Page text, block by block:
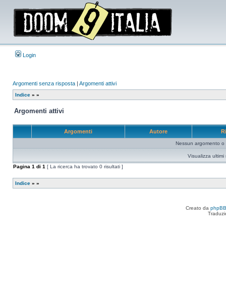
Login
Argomenti senza risposta | Argomenti attivi
Indice » »
Argomenti attivi
Argomenti Autore
Nessun argomento o
Visualizza ultimi
Pagina 1 di 1 [ La ricerca ha trovato 0 risultati ]
Indice » »
Creato da phpBB